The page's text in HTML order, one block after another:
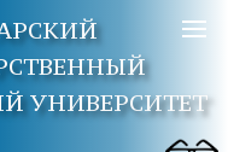
УНИВЕРСИТЕТ